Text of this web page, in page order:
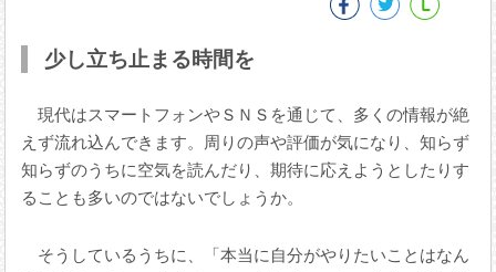
少し立ち止まる時間を
現代はスマートフォンやＳＮＳを通じて、多くの情報が絶
えず流れ込んできます。周りの声や評価が気になり、知らず
知らずのうちに空気を読んだり、期待に応えようとしたりす
ることも多いのではないでしょうか。
そうしているうちに、「本当に自分がやりたいことはなん